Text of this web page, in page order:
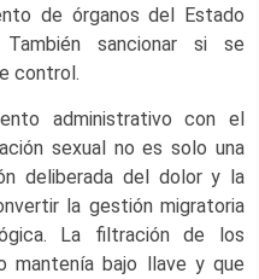
de órganos del Estado
sancionar si se
control.
administrativo con el
sexual no es solo una
deliberada del dolor y la
la gestión migratoria
La filtración de los
mantenía bajo llave y que